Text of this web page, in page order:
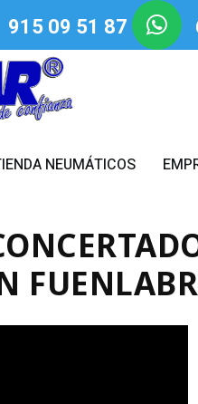
915 09 51 87
NEUMÁTICOS